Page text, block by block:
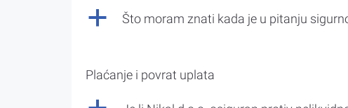
a Što moram znati kada je u pitanju
Plaćanje i povrat uplata